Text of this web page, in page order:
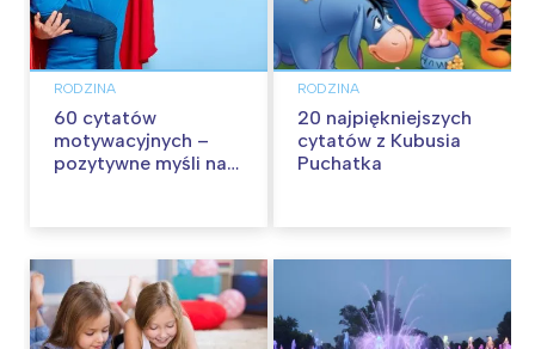
RODZINA
60 cytatów
motywacyjnych –
pozytywne myśli na
RODZINA
20 najpiękniejszych
cytatów z Kubusia
Puchatka